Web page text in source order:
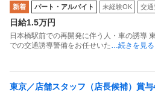
新着 パート・アルバイト 未経験OK 交通
日給1.5万円
日本橋駅前での再開発に伴う人・車の誘導
での交通誘導警備をお任せいた …続きを見る
東京／店舗スタッフ（店長候補）賞